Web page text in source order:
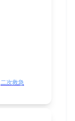
二次救急